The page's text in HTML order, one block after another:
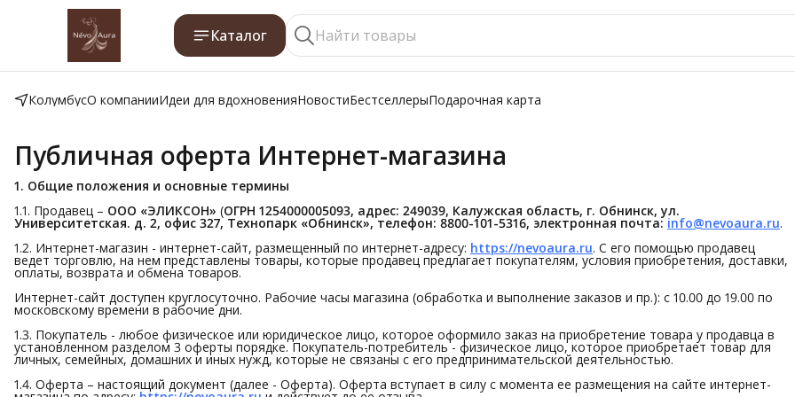
Каталог
КолумбусО компанииИдеи для вдохновенияНовостиБестселлерыПодарочная карта
Публичная оферта Интернет-магазина
1. Общие положения и основные термины
1.1. Продавец – ООО «ЭЛИКСОН» (ОГРН 1254000005093, адрес: 249039, Калужская область, г. Обнинск, ул.
Университетская. д. 2, офис 327, Технопарк «Обнинск», телефон: 8800-101-5316, электронная почта: info@nevoaura.ru.
1.2. Интернет-магазин - интернет-сайт, размещенный по интернет-адресу: https://nevoaura.ru. С его помощью продавец
ведет торговлю, на нем представлены товары, которые продавец предлагает покупателям, условия приобретения, доставки,
оплаты, возврата и обмена товаров.
Интернет-сайт доступен круглосуточно. Рабочие часы магазина (обработка и выполнение заказов и пр.): с 10.00 до 19.00 по
московскому времени в рабочие дни.
1.3. Покупатель - любое физическое или юридическое лицо, которое оформило заказ на приобретение товара у продавца в
установленном разделом 3 оферты порядке. Покупатель-потребитель - физическое лицо, которое приобретает товар для
личных, семейных, домашних и иных нужд, которые не связаны с его предпринимательской деятельностью.
1.4. Оферта – настоящий документ (далее - Оферта). Оферта вступает в силу с момента ее размещения на сайте интернет-